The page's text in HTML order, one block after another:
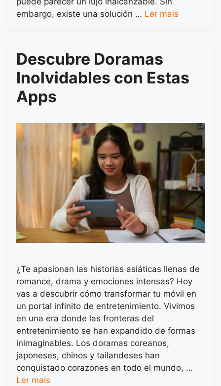
embargo, existe una solución … Ler mais
Descubre Doramas
Inolvidables con Estas
Apps
¿Te apasionan las historias asiáticas llenas de
romance, drama y emociones intensas? Hoy
vas a descubrir cómo transformar tu móvil en
un portal infinito de entretenimiento. Vivimos
en una era donde las fronteras del
entretenimiento se han expandido de formas
inimaginables. Los doramas coreanos,
japoneses, chinos y tailandeses han
conquistado corazones en todo el mundo, …
Ler mais